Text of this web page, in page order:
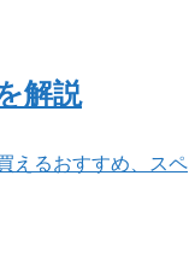
解説
えるおすすめ、スペ